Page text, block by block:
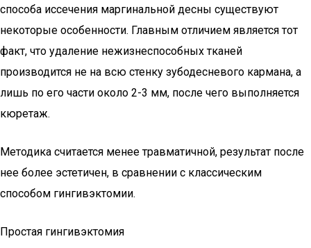
способа иссечения маргинальной десны существуют
некоторые особенности. Главным отличием является тот
факт, что удаление нежизнеспособных тканей
производится не на всю стенку зубодесневого кармана, а
лишь по его части около 2-3 мм, после чего выполняется
кюретаж.
Методика считается менее травматичной, результат после
нее более эстетичен, в сравнении с классическим
способом гингивэктомии.
Простая гингивэктомия